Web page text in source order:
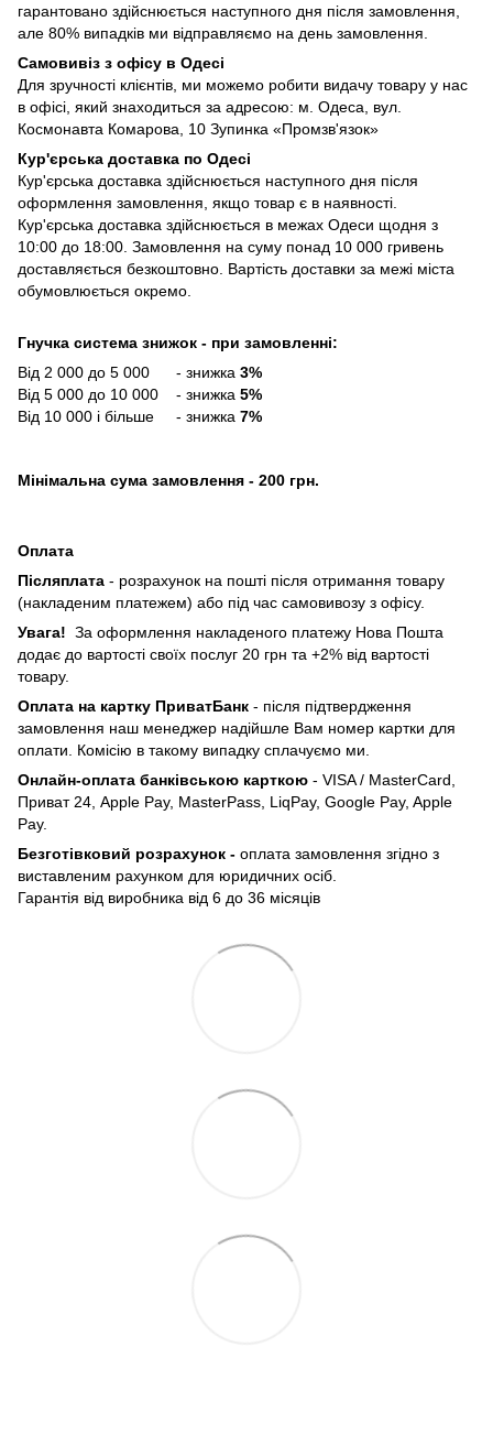
гарантовано здійснюється наступного дня після замовлення,
але 80% випадків ми відправляємо на день замовлення.
Самовивіз з офісу в Одесі
Для зручності клієнтів, ми можемо робити видачу товару у нас
в офісі, який знаходиться за адресою: м. Одеса, вул.
Космонавта Комарова, 10 Зупинка «Промзв'язок»
Кур'єрська доставка по Одесі
Кур'єрська доставка здійснюється наступного дня після
оформлення замовлення, якщо товар є в наявності.
Кур'єрська доставка здійснюється в межах Одеси щодня з
10:00 до 18:00. Замовлення на суму понад 10 000 гривень
доставляється безкоштовно. Вартість доставки за межі міста
обумовлюється окремо.
Гнучка система знижок - при замовленні:
Від 2 000 до 5 000 - знижка 3%
Від 5 000 до 10 000 - знижка 5%
Від 10 000 і більше - знижка 7%
Мінімальна сума замовлення - 200 грн.
Оплата
Післяплата - розрахунок на пошті після отримання товару
(накладеним платежем) або під час самовивозу з офісу.
Увага! За оформлення накладеного платежу Нова Пошта
додає до вартості своїх послуг 20 грн та +2% від вартості
товару.
Оплата на картку ПриватБанк - після підтвердження
замовлення наш менеджер надійшле Вам номер картки для
оплати. Комісію в такому випадку сплачуємо ми.
Онлайн-оплата банківською карткою - VISA / MasterCard,
Приват 24, Apple Pay, MasterPass, LiqPay, Google Pay, Apple
Pay.
Безготівковий розрахунок - оплата замовлення згідно з
виставленим рахунком для юридичних осіб.
Гарантія від виробника від 6 до 36 місяців